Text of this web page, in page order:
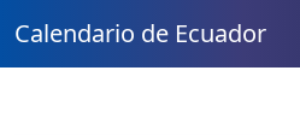
Calendario de Ecuador